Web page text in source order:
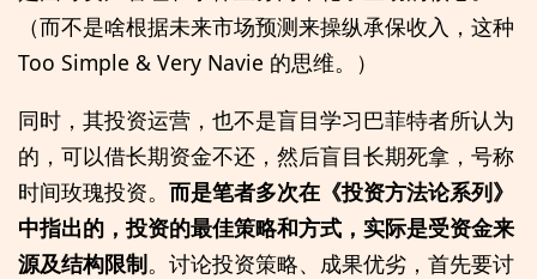
（而不是啥根据未来市场预测来操纵承保收入，这种
Too Simple & Very Navie 的思维。）
同时，其投资运营，也不是盲目学习巴菲特者所认为
的，可以借长期资金不还，然后盲目长期死拿，号称
时间玫瑰投资。 而是笔者多次在《投资方法论系列》
中指出的，投资的最佳策略和方式，实际是受资金来
源及结构限制。讨论投资策略、成果优劣，首先要讨